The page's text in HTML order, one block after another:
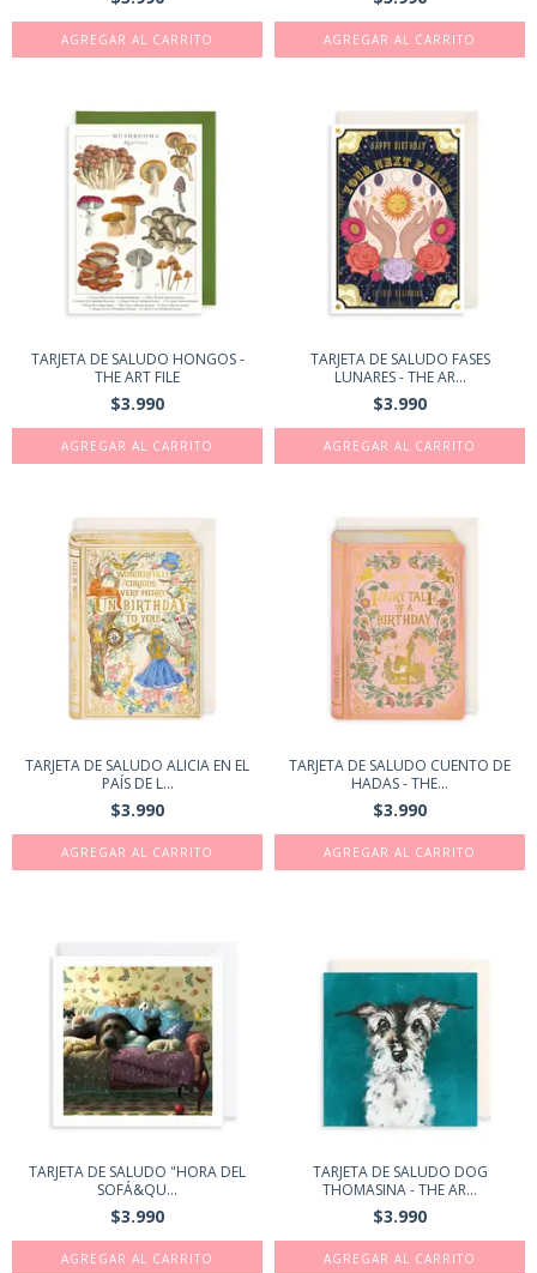
TARJETA DE SALUDO HONGOS -
THE ART FILE
$3.990
TARJETA DE SALUDO FASES
LUNARES - THE AR...
$3.990
TARJETA DE SALUDO ALICIA EN EL
PAÍS DE L...
$3.990
TARJETA DE SALUDO CUENTO DE
HADAS - THE...
$3.990
TARJETA DE SALUDO "HORA DEL
SOFÁ&QU...
$3.990
TARJETA DE SALUDO DOG
THOMASINA - THE AR...
$3.990